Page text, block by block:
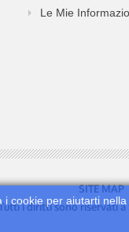
i cookie per aiutarti
Le Mie
SITE MAP
i diritti sono riservati a